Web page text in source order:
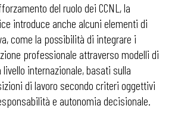
del ruolo dei CCNL, la
introduce anche alcuni elementi di
come la possibilità di integrare i
professionale attraverso modelli di
internazionale, basati sulla
di lavoro secondo criteri oggettivi
e autonomia decisionale.